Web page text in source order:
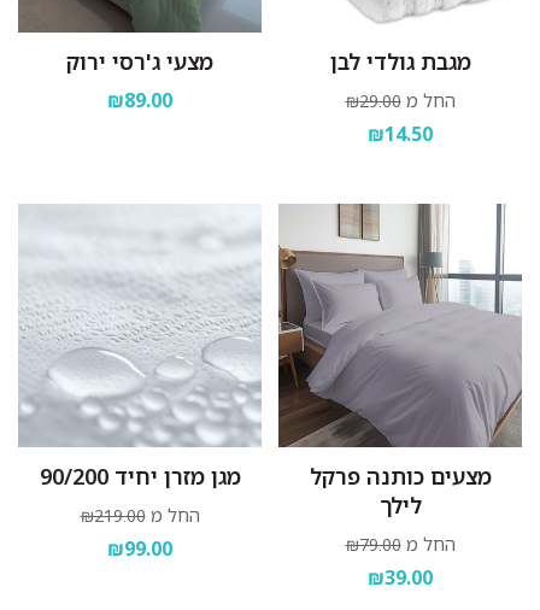
מגבת גולדי לבן
החל מ ₪29.00
₪14.50
מצעי ג'רסי ירוק
₪89.00
מצעים כותנה פרקל
לילך
החל מ ₪79.00
₪39.00
מגן מזרן יחיד 90/200
החל מ ₪219.00
₪99.00